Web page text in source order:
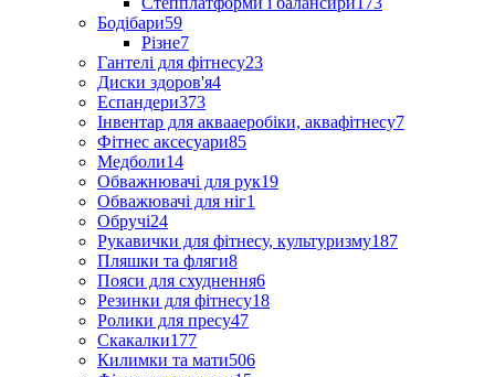
Бодібари59
Різне7
Гантелі для фітнесу23
Диски здоров'я4
Еспандери373
Інвентар для аквааеробіки, аквафітнесу7
Фітнес аксесуари85
Медболи14
Обважнювачі для рук19
Обважювачі для ніг1
Обручі24
Рукавички для фітнесу, культуризму187
Пляшки та фляги8
Пояси для схуднення6
Резинки для фітнесу18
Ролики для пресу47
Скакалки177
Килимки та мати506